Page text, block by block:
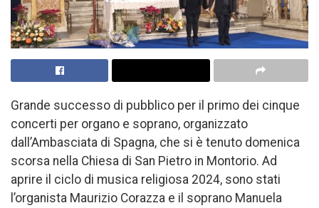
Grande successo di pubblico per il primo dei cinque
concerti per organo e soprano, organizzato
dall’Ambasciata di Spagna, che si è tenuto domenica
scorsa nella Chiesa di San Pietro in Montorio. Ad
aprire il ciclo di musica religiosa 2024, sono stati
l’organista Maurizio Corazza e il soprano Manuela